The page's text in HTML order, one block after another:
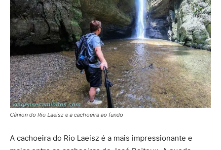
Cânion do Rio Laeisz e a cachoeira ao fundo
A cachoeira do Rio Laeisz é a mais impressionante e